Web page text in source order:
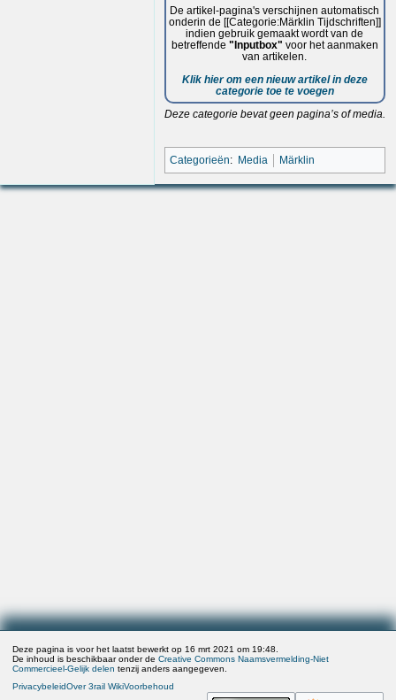
De artikel-pagina's verschijnen automatisch
onderin de [[Categorie:Märklin Tijdschriften]]
indien gebruik gemaakt wordt van de
betreffende "Inputbox" voor het aanmaken
van artikelen.
Klik hier om een nieuw artikel in deze
categorie toe te voegen
Deze categorie bevat geen pagina’s of media.
Categorieën: Media Märklin
Deze pagina is voor het laatst bewerkt op 16 mrt 2021 om 19:48.
De inhoud is beschikbaar onder deCreative Commons Naamsvermelding-Niet
Commercieel-Gelijk delen tenzij anders aangegeven.
PrivacybeleidOver 3rail WikiVoorbehoud